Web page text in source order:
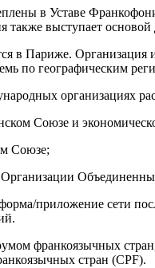
в Уставе
выступает
в Париже. Организация
по географическим
организациях
Союзе и
Союзе;
приложение сети
франкоязычных
стран (CPF).